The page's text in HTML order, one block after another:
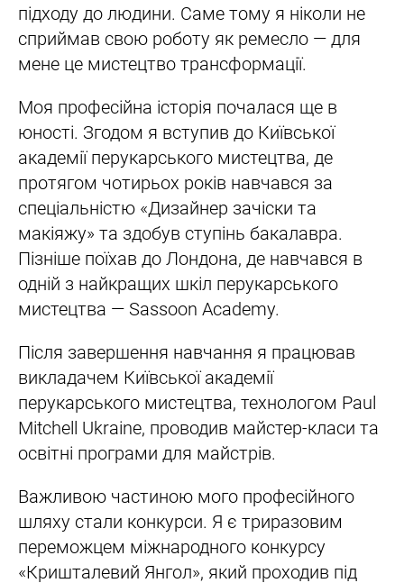
підходу до людини. Саме тому я ніколи не
сприймав свою роботу як ремесло — для
мене це мистецтво трансформації.
Моя професійна історія почалася ще в
юності. Згодом я вступив до Київської
академії перукарського мистецтва, де
протягом чотирьох років навчався за
спеціальністю «Дизайнер зачіски та
макіяжу» та здобув ступінь бакалавра.
Пізніше поїхав до Лондона, де навчався в
одній з найкращих шкіл перукарського
мистецтва — Sassoon Academy.
Після завершення навчання я працював
викладачем Київської академії
перукарського мистецтва, технологом Paul
Mitchell Ukraine, проводив майстер-класи та
освітні програми для майстрів.
Важливою частиною мого професійного
шляху стали конкурси. Я є триразовим
переможцем міжнародного конкурсу
«Кришталевий Янгол», який проходив під